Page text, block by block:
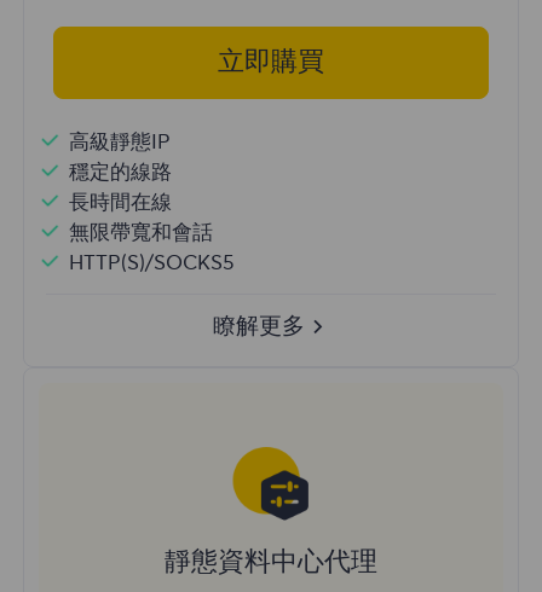
立即購買
高級靜態IP
穩定的線路
長時間在線
無限帶寬和會話
HTTP(S)/SOCKS5
瞭解更多
靜態資料中心代理